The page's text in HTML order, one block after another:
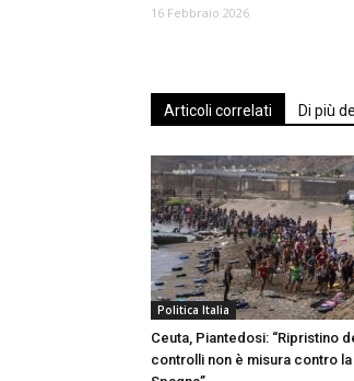
16 Febbraio 2026
Articoli correlati Di più
Politica Italia
Ceuta, Piantedosi: “Ripristino
controlli non è misura contro la